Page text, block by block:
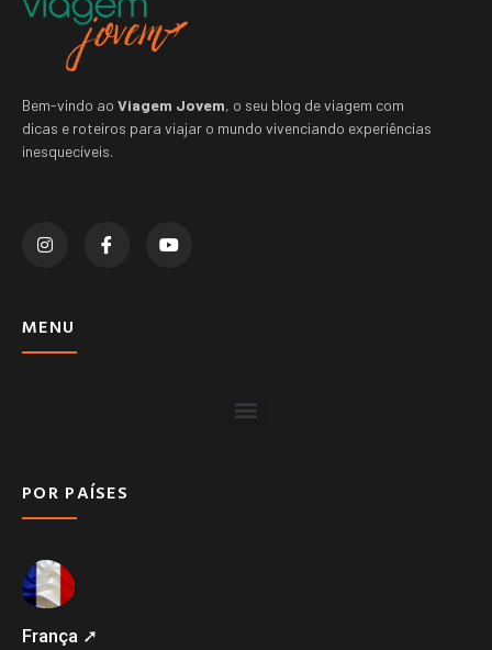
Bem-vindo ao Viagem Jovem, o seu blog de viagem com
dicas e roteiros para viajar o mundo vivenciando experiências
inesquecíveis.
MENU
POR PAÍSES
França ➚